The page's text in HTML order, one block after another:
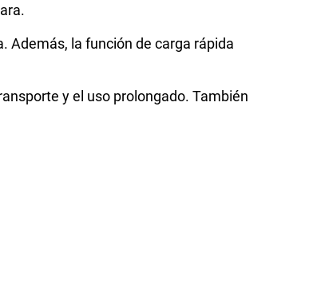
Además, la función de carga rápida
y el uso prolongado. También